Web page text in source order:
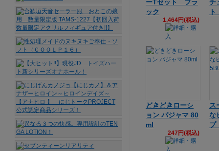
ーTセット ブラ
ック
1,464円(税込)
チ
どきどきローシ
ョン パジャマ 80
ml
247円(税込)
ス
な
プ